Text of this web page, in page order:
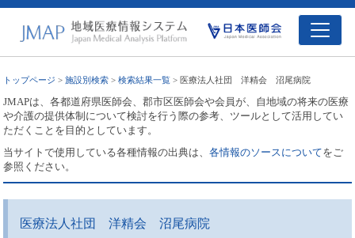
トップページ >施設別検索 >検索結果一覧 > 医療法人社団 洋精会 沼尾病院
JMAPは、各都道府県医師会、郡市区医師会や会員が、自地域の将来の医療
や介護の提供体制について検討を行う際の参考、ツールとして活用してい
ただくことを目的としています。
当サイトで使用している各種情報の出典は、各情報のソースについてをご
参照ください。
医療法人社団 洋精会 沼尾病院